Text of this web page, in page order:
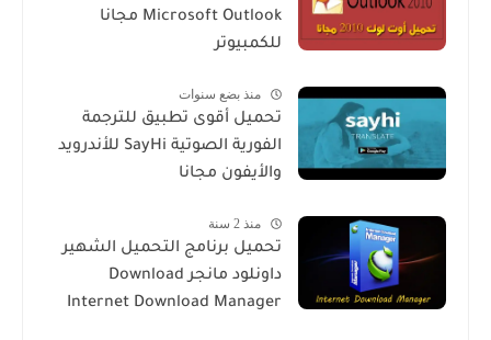
Microsoft Outlook مجانا
للكمبيوتر
منذ بضع سنوات
تحميل أقوى تطبيق للترجمة
الفورية الصوتية SayHi للأندرويد
والأيفون مجانا
منذ 2 سنة
تحميل برنامج التحميل الشهير
داونلود مانجر Download
Internet Download Manager